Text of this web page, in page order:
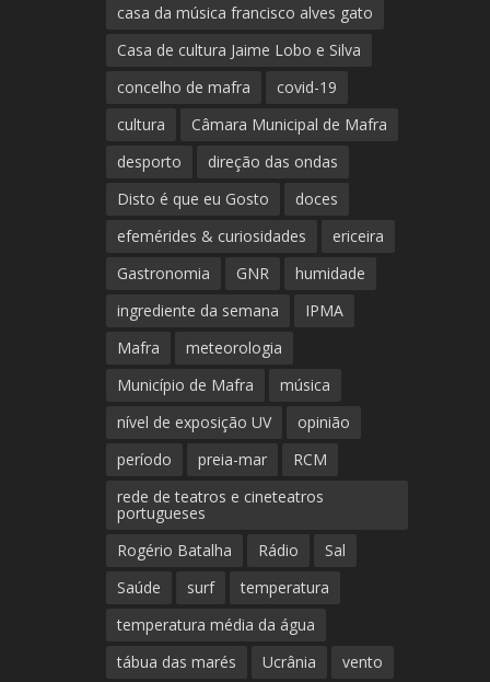
casa da música francisco alves gato
Casa de cultura Jaime Lobo e Silva
concelho de mafra
covid-19
cultura
Câmara Municipal de Mafra
desporto
direção das ondas
Disto é que eu Gosto
doces
efemérides & curiosidades
ericeira
Gastronomia
GNR
humidade
ingrediente da semana
IPMA
Mafra
meteorologia
Município de Mafra
música
nível de exposição UV
opinião
período
preia-mar
RCM
rede de teatros e cineteatros
portugueses
Rogério Batalha
Rádio
Sal
Saúde
surf
temperatura
temperatura média da água
tábua das marés
Ucrânia vento